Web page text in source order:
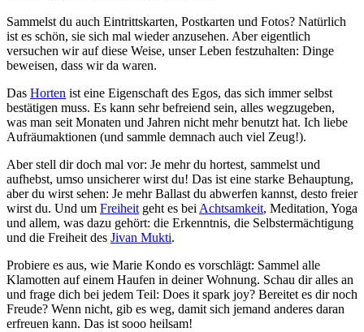
Sammelst du auch Eintrittskarten, Postkarten und Fotos? Natürlich
ist es schön, sie sich mal wieder anzusehen. Aber eigentlich
versuchen wir auf diese Weise, unser Leben festzuhalten: Dinge
beweisen, dass wir da waren.
Das Horten ist eine Eigenschaft des Egos, das sich immer selbst
bestätigen muss. Es kann sehr befreiend sein, alles wegzugeben,
was man seit Monaten und Jahren nicht mehr benutzt hat. Ich liebe
Aufräumaktionen (und sammle demnach auch viel Zeug!).
Aber stell dir doch mal vor: Je mehr du hortest, sammelst und
aufhebst, umso unsicherer wirst du! Das ist eine starke Behauptung,
aber du wirst sehen: Je mehr Ballast du abwerfen kannst, desto freier
wirst du. Und um Freiheit geht es bei Achtsamkeit, Meditation, Yoga
und allem, was dazu gehört: die Erkenntnis, die Selbstermächtigung
und die Freiheit des Jivan Mukti.
Probiere es aus, wie Marie Kondo es vorschlägt: Sammel alle
Klamotten auf einem Haufen in deiner Wohnung. Schau dir alles an
und frage dich bei jedem Teil: Does it spark joy? Bereitet es dir noch
Freude? Wenn nicht, gib es weg, damit sich jemand anderes daran
erfreuen kann. Das ist sooo heilsam!